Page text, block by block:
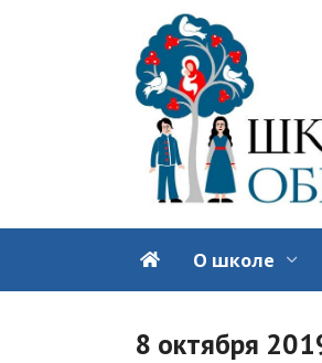
О школе
8 октября